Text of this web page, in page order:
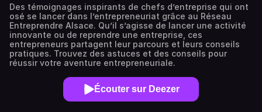
Des témoignages inspirants de chefs d’entreprise qui ont
osé se lancer dans l’entrepreneuriat grâce au Réseau
Entreprendre Alsace. Qu’il s’agisse de lancer une activité
innovante ou de reprendre une entreprise, ces
entrepreneurs partagent leur parcours et leurs conseils
pratiques. Trouvez des astuces et des conseils pour
réussir votre aventure entrepreneuriale.
Écouter sur Deezer